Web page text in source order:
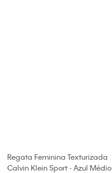
Regata Feminina Texturizada
Calvin Klein Sport - Azul Médio